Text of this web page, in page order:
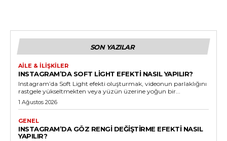
SON YAZILAR
AILE & İLIŞKILER
INSTAGRAM’DA SOFT LIGHT EFEKTI NASIL YAPILIR?
Instagram’da Soft Light efekti oluşturmak, videonun parlaklığını
rastgele yükseltmekten veya yüzün üzerine yoğun bir...
1 Ağustos 2026
GENEL
INSTAGRAM’DA GÖZ RENGI DEĞIŞTIRME EFEKTI NASIL
YAPILIR?